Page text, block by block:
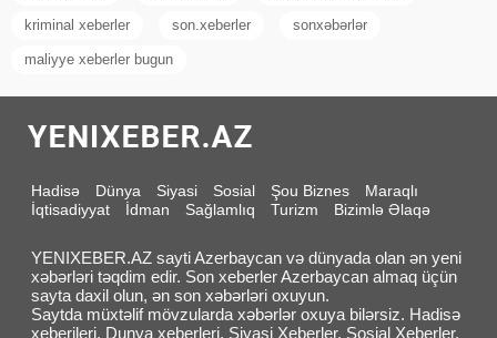
kriminal xeberler son.xeberler sonxəbərlər
maliyye xeberler bugun
Hadisə Dünya Siyasi Sosial Şou Biznes
Maraqlı
İqtisadiyyat
İdman Sağlamlıq Turizm Bizimlə Əlaqə
YENIXEBER.AZ sayti Azerbaycan və dünyada olan ən yeni
xəbərləri təqdim edir. Son xeberler Azerbaycan almaq üçün
sayta daxil olun, ən son xəbərləri oxuyun.
Saytda müxtəlif mövzularda xəbərlər oxuya bilərsiz. Hadisə
xeberileri, Dunya xeberleri, Siyasi Xeberler, Sosial Xeberler,